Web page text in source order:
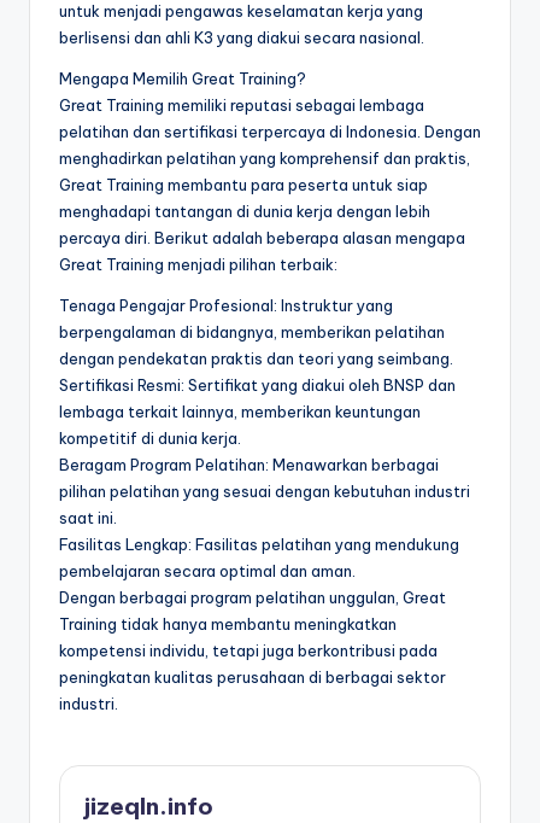
untuk menjadi pengawas keselamatan kerja yang
berlisensi dan ahli K3 yang diakui secara nasional.
Mengapa Memilih Great Training?
Great Training memiliki reputasi sebagai lembaga
pelatihan dan sertifikasi terpercaya di Indonesia. Dengan
menghadirkan pelatihan yang komprehensif dan praktis,
Great Training membantu para peserta untuk siap
menghadapi tantangan di dunia kerja dengan lebih
percaya diri. Berikut adalah beberapa alasan mengapa
Great Training menjadi pilihan terbaik:
Tenaga Pengajar Profesional: Instruktur yang
berpengalaman di bidangnya, memberikan pelatihan
dengan pendekatan praktis dan teori yang seimbang.
Sertifikasi Resmi: Sertifikat yang diakui oleh BNSP dan
lembaga terkait lainnya, memberikan keuntungan
kompetitif di dunia kerja.
Beragam Program Pelatihan: Menawarkan berbagai
pilihan pelatihan yang sesuai dengan kebutuhan industri
saat ini.
Fasilitas Lengkap: Fasilitas pelatihan yang mendukung
pembelajaran secara optimal dan aman.
Dengan berbagai program pelatihan unggulan, Great
Training tidak hanya membantu meningkatkan
kompetensi individu, tetapi juga berkontribusi pada
peningkatan kualitas perusahaan di berbagai sektor
industri.
jizeqln.info